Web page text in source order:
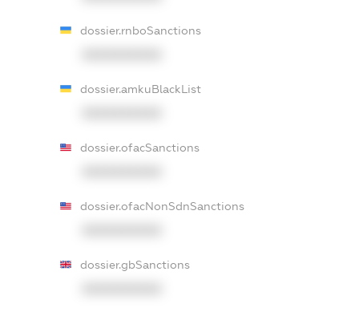
dossier.rnboSanctions
dossier.amkuBlackList
dossier.ofacSanctions
dossier.ofacNonSdnSanctions
dossier.gbSanctions